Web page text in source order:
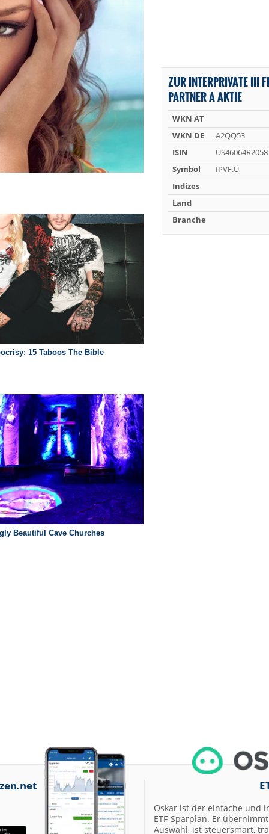
ZUR INTERPRIVATE III
PARTNER A AKTIE
WKN AT
WKN DE
A2QQ53
ISIN
US46064R2058
Symbol
IPVF.U
Indizes
Land
Branche
Oskar ist der einfache und
ETF-Sparplan. Er
Auswahl, ist steuersmart,